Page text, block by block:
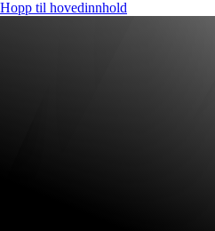
Hopp til hovedinnhold